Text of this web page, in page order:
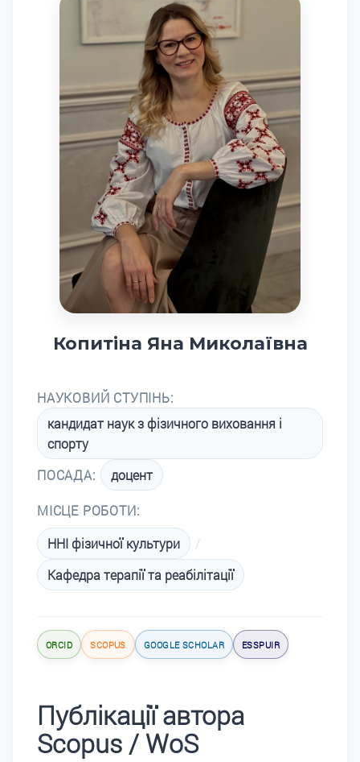
Копитіна Яна Миколаївна
НАУКОВИЙ СТУПІНЬ:
кандидат наук з фізичного виховання і
спорту
ПОСАДА:
доцент
МІСЦЕ РОБОТИ:
ННІ фізичної культури
/
Кафедра терапії та реабілітації
ORCID SCOPUS GOOGLE SCHOLAR ESSPUIR
Публікації автора
Scopus / WoS